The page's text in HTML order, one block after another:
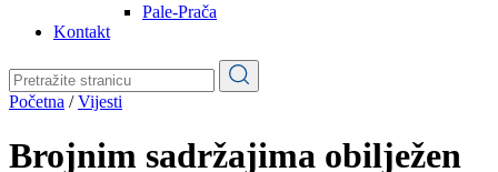
Općine
Pale-Prača
Kontakt
Početna Vijesti